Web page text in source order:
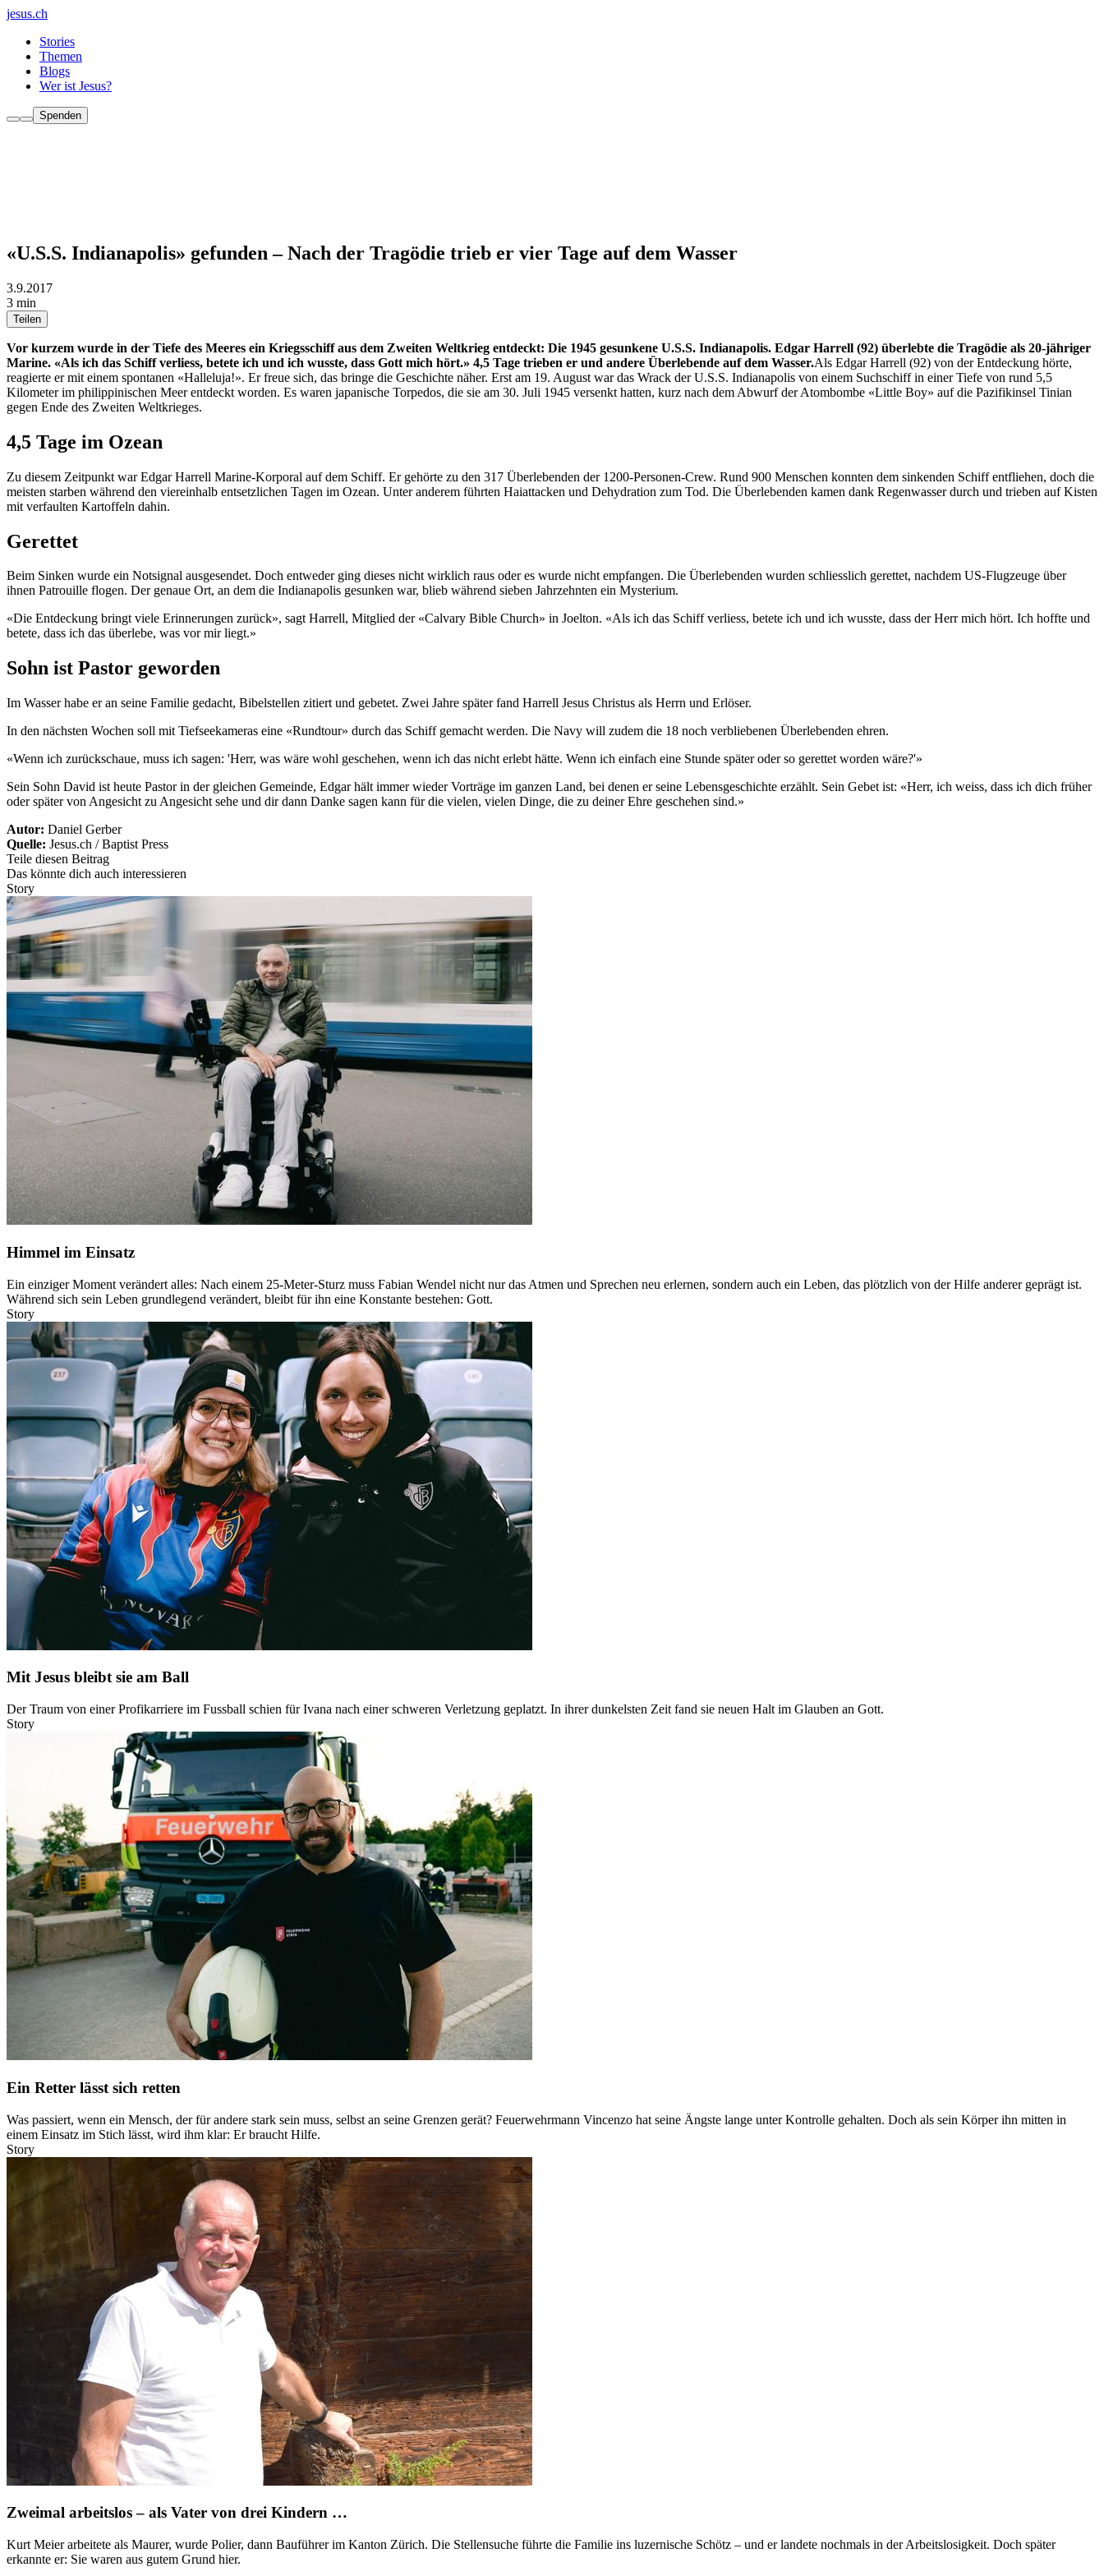
jesus.ch
Stories
Themen
Blogs
Wer ist Jesus?
Spenden
«U.S.S. Indianapolis» gefunden – Nach der Tragödie trieb er vier Tage auf dem Wasser
3.9.2017
3 min
Teilen
Vor kurzem wurde in der Tiefe des Meeres ein Kriegsschiff aus dem Zweiten Weltkrieg entdeckt: Die 1945 gesunkene U.S.S. Indianapolis. Edgar Harrell (92) überlebte die Tragödie als 20-jähriger
Marine. «Als ich das Schiff verliess, betete ich und ich wusste, dass Gott mich hört.» 4,5 Tage trieben er und andere Überlebende auf dem Wasser.Als Edgar Harrell (92) von der Entdeckung hörte,
reagierte er mit einem spontanen «Halleluja!». Er freue sich, das bringe die Geschichte näher. Erst am 19. August war das Wrack der U.S.S. Indianapolis von einem Suchschiff in einer Tiefe von rund 5,5
Kilometer im philippinischen Meer entdeckt worden. Es waren japanische Torpedos, die sie am 30. Juli 1945 versenkt hatten, kurz nach dem Abwurf der Atombombe «Little Boy» auf die Pazifikinsel Tinian
gegen Ende des Zweiten Weltkrieges.
4,5 Tage im Ozean
Zu diesem Zeitpunkt war Edgar Harrell Marine-Korporal auf dem Schiff. Er gehörte zu den 317 Überlebenden der 1200-Personen-Crew. Rund 900 Menschen konnten dem sinkenden Schiff entfliehen, doch die
meisten starben während den viereinhalb entsetzlichen Tagen im Ozean. Unter anderem führten Haiattacken und Dehydration zum Tod. Die Überlebenden kamen dank Regenwasser durch und trieben auf Kisten
mit verfaulten Kartoffeln dahin.
Gerettet
Beim Sinken wurde ein Notsignal ausgesendet. Doch entweder ging dieses nicht wirklich raus oder es wurde nicht empfangen. Die Überlebenden wurden schliesslich gerettet, nachdem US-Flugzeuge über
ihnen Patrouille flogen. Der genaue Ort, an dem die Indianapolis gesunken war, blieb während sieben Jahrzehnten ein Mysterium.
«Die Entdeckung bringt viele Erinnerungen zurück», sagt Harrell, Mitglied der «Calvary Bible Church» in Joelton. «Als ich das Schiff verliess, betete ich und ich wusste, dass der Herr mich hört. Ich hoffte und
betete, dass ich das überlebe, was vor mir liegt.»
Sohn ist Pastor geworden
Im Wasser habe er an seine Familie gedacht, Bibelstellen zitiert und gebetet. Zwei Jahre später fand Harrell Jesus Christus als Herrn und Erlöser.
In den nächsten Wochen soll mit Tiefseekameras eine «Rundtour» durch das Schiff gemacht werden. Die Navy will zudem die 18 noch verbliebenen Überlebenden ehren.
«Wenn ich zurückschaue, muss ich sagen: 'Herr, was wäre wohl geschehen, wenn ich das nicht erlebt hätte. Wenn ich einfach eine Stunde später oder so gerettet worden wäre?'»
Sein Sohn David ist heute Pastor in der gleichen Gemeinde, Edgar hält immer wieder Vorträge im ganzen Land, bei denen er seine Lebensgeschichte erzählt. Sein Gebet ist: «Herr, ich weiss, dass ich dich früher
oder später von Angesicht zu Angesicht sehe und dir dann Danke sagen kann für die vielen, vielen Dinge, die zu deiner Ehre geschehen sind.»
Autor: Daniel Gerber
Quelle: Jesus.ch / Baptist Press
Teile diesen Beitrag
Das könnte dich auch interessieren
Story
Himmel im Einsatz
Ein einziger Moment verändert alles: Nach einem 25-Meter-Sturz muss Fabian Wendel nicht nur das Atmen und Sprechen neu erlernen, sondern auch ein Leben, das plötzlich von der Hilfe anderer geprägt ist.
Während sich sein Leben grundlegend verändert, bleibt für ihn eine Konstante bestehen: Gott.
Story
Mit Jesus bleibt sie am Ball
Der Traum von einer Profikarriere im Fussball schien für Ivana nach einer schweren Verletzung geplatzt. In ihrer dunkelsten Zeit fand sie neuen Halt im Glauben an Gott.
Story
Ein Retter lässt sich retten
Was passiert, wenn ein Mensch, der für andere stark sein muss, selbst an seine Grenzen gerät? Feuerwehrmann Vincenzo hat seine Ängste lange unter Kontrolle gehalten. Doch als sein Körper ihn mitten in
einem Einsatz im Stich lässt, wird ihm klar: Er braucht Hilfe.
Story
Zweimal arbeitslos – als Vater von drei Kindern …
Kurt Meier arbeitete als Maurer, wurde Polier, dann Bauführer im Kanton Zürich. Die Stellensuche führte die Familie ins luzernische Schötz – und er landete nochmals in der Arbeitslosigkeit. Doch später
erkannte er: Sie waren aus gutem Grund hier.